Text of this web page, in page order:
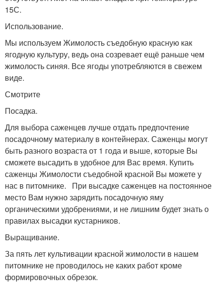
15С.
Использование.
Мы используем Жимолость съедобную красную как
ягодную культуру, ведь она созревает ещё раньше чем
жимолость синяя. Все ягоды употребляются в свежем
виде.
Смотрите
Посадка.
Для выбора саженцев лучше отдать предпочтение
посадочному материалу в контейнерах. Саженцы могут
быть разного возраста от 1 года и выше, которые Вы
сможете высадить в удобное для Вас время. Купить
саженцы Жимолости съедобной красной Вы можете у
нас в питомнике. При высадке саженцев на постоянное
место Вам нужно зарядить посадочную яму
органическими удобрениями, и не лишним будет знать о
правилах высадки кустарников.
Выращивание.
За пять лет культивации красной жимолости в нашем
питомнике не проводилось не каких работ кроме
формировочных обрезок.